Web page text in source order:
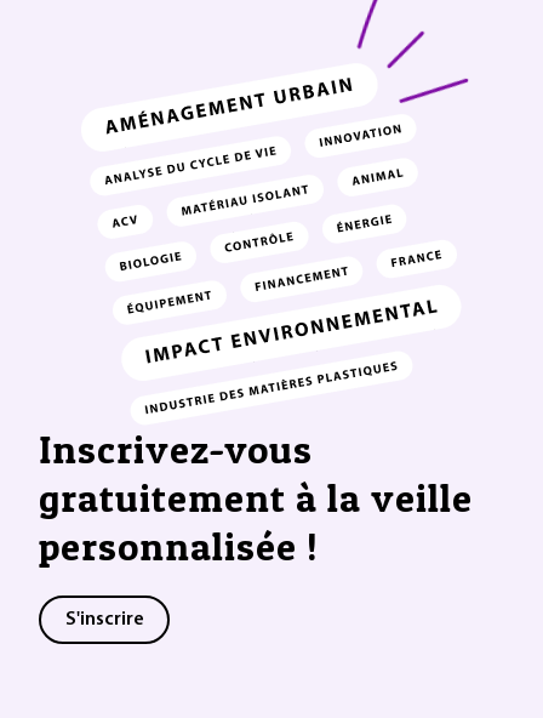
Inscrivez-vous
gratuitement à la veille
personnalisée !
S'inscrire